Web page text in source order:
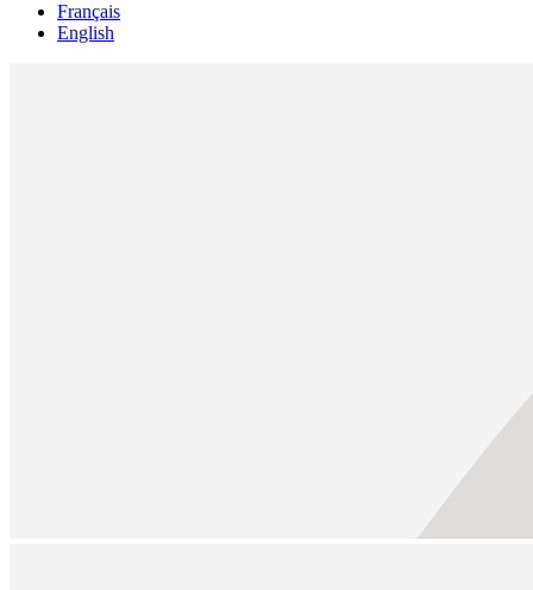
Français
English